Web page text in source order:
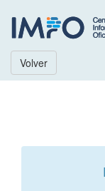
Volver